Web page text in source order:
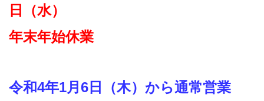
日（水）
年末年始休業
令和4年1月 6 日（木）から通常営業